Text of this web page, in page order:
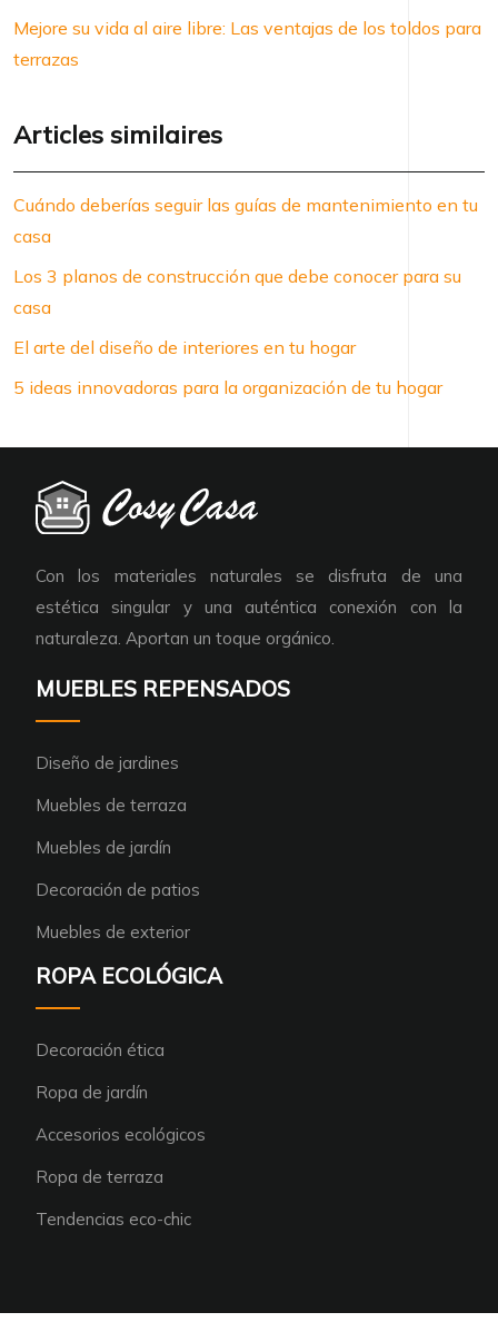
Mejore su vida al aire libre: Las ventajas de los toldos para
terrazas
Articles similaires
Cuándo deberías seguir las guías de mantenimiento en tu
casa
Los 3 planos de construcción que debe conocer para su
casa
El arte del diseño de interiores en tu hogar
5 ideas innovadoras para la organización de tu hogar
Con los materiales naturales se disfruta de una
estética singular y una auténtica conexión con la
naturaleza. Aportan un toque orgánico.
MUEBLES REPENSADOS
Diseño de jardines
Muebles de terraza
Muebles de jardín
Decoración de patios
Muebles de exterior
ROPA ECOLÓGICA
Decoración ética
Ropa de jardín
Accesorios ecológicos
Ropa de terraza
Tendencias eco-chic